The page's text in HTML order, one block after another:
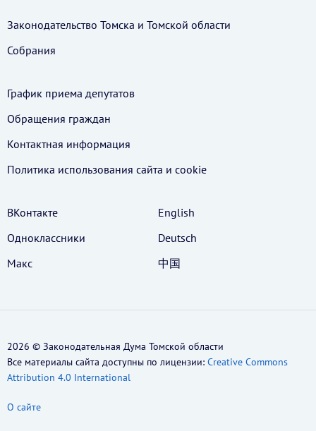
Законодательство Томска и Томской области
Собрания
График приема депутатов
Обращения граждан
Контактная информация
Политика использования cайта и cookie
ВКонтакте
Одноклассники
Макс
English
Deutsch
中国
2026 © Законодательная Дума Томской области
Все материалы сайта доступны по лицензии: Creative Commons
Attribution 4.0 International
О сайте